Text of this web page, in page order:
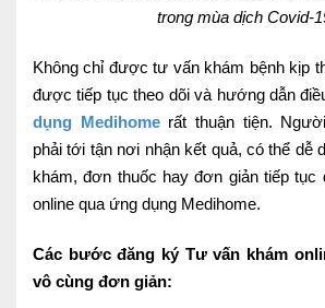
trong mùa dịch Covid-
Không chỉ được tư vấn khám bệnh kịp
được tiếp tục theo dõi và hướng dẫn
dụng Medihomerất thuận tiện.
phải tới tận nơi nhận kết quả, có thể dễ
khám, đơn thuốc hay đơn giản tiếp
online qua ứng dụng Medihome.
Các bước đăng ký Tư vấn khám
vô cùng đơn giản: